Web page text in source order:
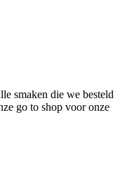
smaken die we besteld
go to shop voor onze